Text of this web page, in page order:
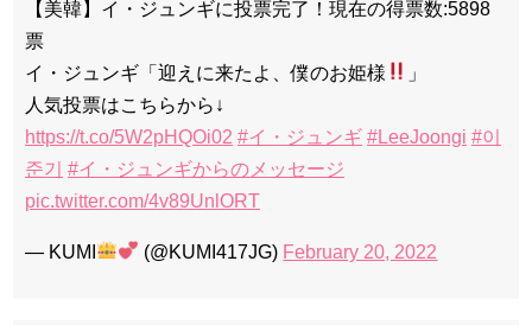
【美韓】イ・ジュンギに投票完了！現在の得票数:5898
票
イ・ジュンギ「迎えに来たよ、僕のお姫様
」
人気投票はこちらから↓
https://t.co/5W2pHQOi02 #イ・ジュンギ #LeeJoongi #이
준기
#イ・ジュンギからのメッセージ
pic.twitter.com/4v89UnlORT
— KUMI (@KUMI417JG) February 20, 2022